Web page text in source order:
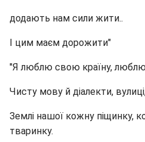
додають нам сили жити..
І цим маєм дорожити"
"Я люблю свою країну,
Чисту мову й діалекти,
Землі нашої кожну піщинку,
тваринку.